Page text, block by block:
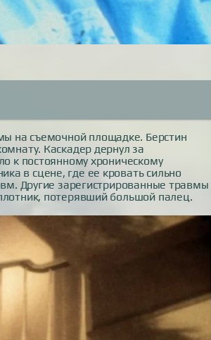
на съемочной площадке. Берстин
Каскадер дернул за
к постоянному хроническому
в сцене, где ее кровать сильно
Другие зарегистрированные травмы
потерявший большой палец.